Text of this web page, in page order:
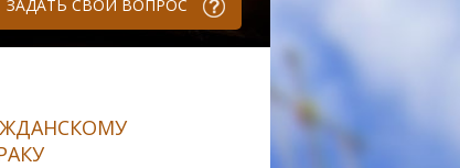
ЗАДАТЬ СВОЙ ВОПРОС